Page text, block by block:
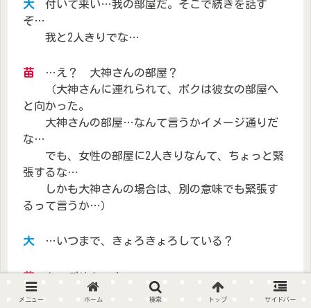
大付いて来い…我の部屋だ。そこで続きを話す
ぞ…
我と2人きりでな…
苗 …え？ 大神さんの部屋？
（大神さんに連れられて、ボクは彼女の部屋へ
と向かった。
大神さんの部屋…なんて言うかイメージ通りだ
な…
でも、女性の部屋に2人きりなんて、ちょっと緊
張するな…
しかも大神さんの場合は、別の意味でも緊張す
るって言うか…）
大…いつまで、きょろきょろしている？
苗あ、ごめん…！
メニュー ホーム 検索 トップ サイドバー